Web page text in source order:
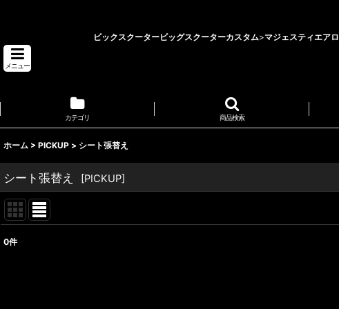
ビックスクータービッグスクーターカスタム>マジェスティエアロ
メニュー
カテゴリ 商品検索
ホーム > PICKUP > シート張替え
シート張替え PICKUP
0件